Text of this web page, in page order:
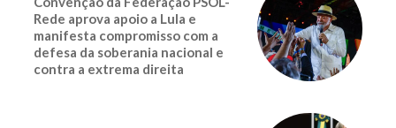
Rede aprova apoio a Lula e
manifesta compromisso com a
defesa da soberania nacional e
contra a extrema direita